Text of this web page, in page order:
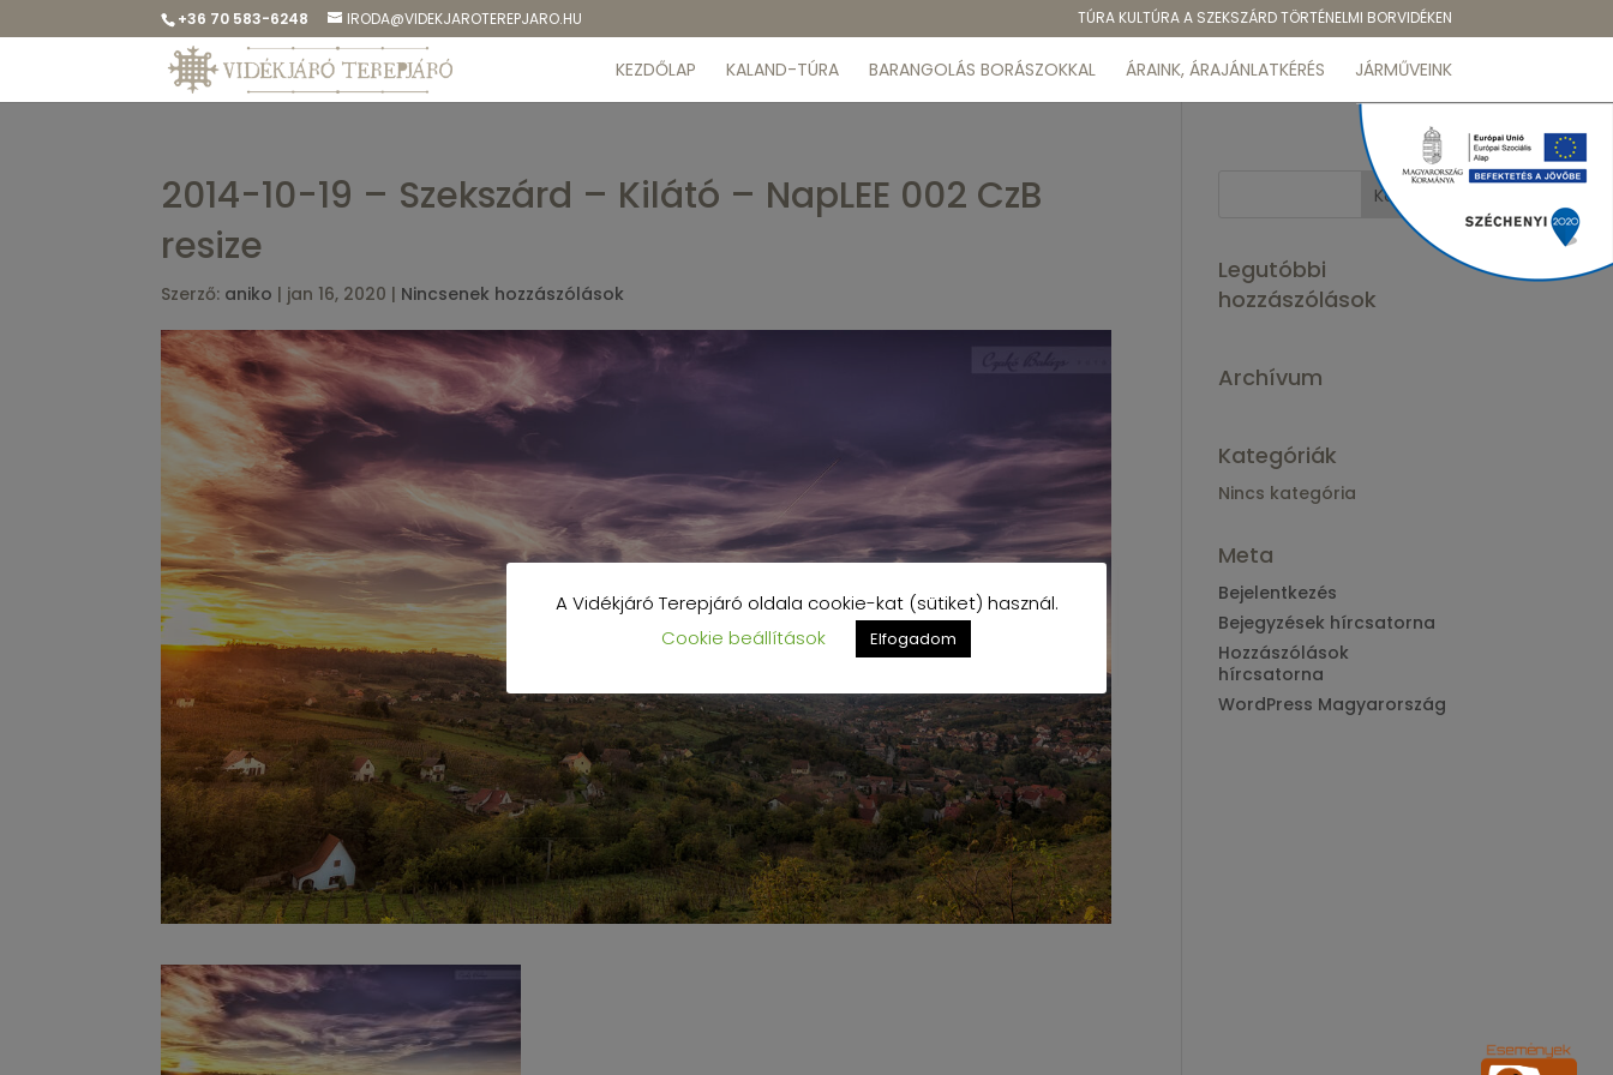
+36 70 583-6248 IRODA@VIDEKJAROTEREPJARO.HU TÚRA KULTÚRA A SZEKSZÁRD TÖRTÉNELMI BORVIDÉKEN
KEZDŐLAP KALAND-TÚRA BARANGOLÁS BORÁSZOKKAL ÁRAINK, ÁRAJÁNLATKÉRÉS JÁRMŰVEINK
2014-10-19 – Szekszárd – Kilátó – NapLEE 002 CzB
resize
Szerző: aniko | jan 16, 2020 | Nincsenek hozzászólások
Legutóbbi
hozzászólások
Archívum
Kategóriák
Nincs kategória
Meta
Bejelentkezés
Bejegyzések hírcsatorna
Hozzászólások
hírcsatorna
WordPress Magyarország
A Vidékjáró Terepjáró oldala cookie-kat (sütiket) használ.
Cookie beállítások
Elfogadom